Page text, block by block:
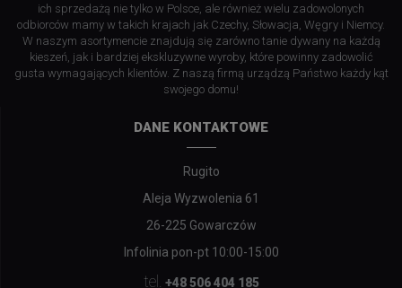
ich sprzedażą nie tylko w Polsce, ale również wielu zadowolonych
odbiorców mamy w takich krajach jak Czechy, Słowacja, Węgry i Niemcy.
W naszym asortymencie znajdują się zarówno tanie dywany na każdą
kieszeń, jak i bardziej ekskluzywne wyroby, które powinny zadowolić
gusta wymagających klientów. Z naszą firmą urządzą Państwo każdy kąt
swojego domu!
DANE KONTAKTOWE
Rugito
Aleja Wyzwolenia 61
26-225 Gowarczów
Infolinia pon-pt 10:00-15:00
tel. +48 506 404 185